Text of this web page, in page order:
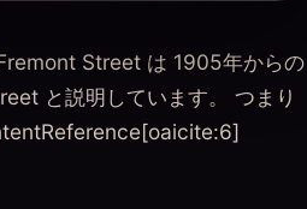
Street は 1905年からの
と説明しています。 つまり